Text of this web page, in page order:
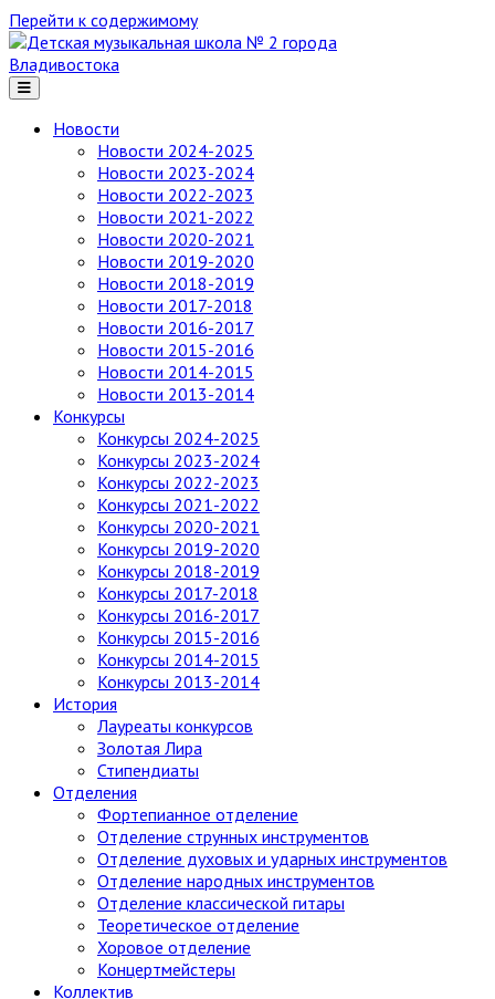
Перейти к содержимому
Детская
музыкальная
школа
города
Владивостока
Новости
Новости 2024-2025
Новости 2023-2024
Новости 2022-2023
Новости 2021-2022
Новости 2020-2021
Новости 2019-2020
Новости 2018-2019
Новости 2017-2018
Новости 2016-2017
Новости 2015-2016
Новости 2014-2015
Новости 2013-2014
Конкурсы
Конкурсы 2024-2025
Конкурсы 2023-2024
Конкурсы 2022-2023
Конкурсы 2021-2022
Конкурсы 2020-2021
Конкурсы 2019-2020
Конкурсы 2018-2019
Конкурсы 2017-2018
Конкурсы 2016-2017
Конкурсы 2015-2016
Конкурсы 2014-2015
Конкурсы 2013-2014
История
Лауреаты конкурсов
Золотая Лира
Стипендиаты
Отделения
Фортепианное отделение
Отделение струнных инструментов
Отделение духовых и ударных инструментов
Отделение народных инструментов
Отделение классической гитары
Теоретическое отделение
Хоровое отделение
Концертмейстеры
Коллектив